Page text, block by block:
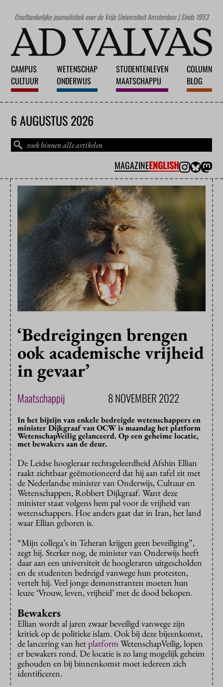
Onafhankelijke journalistiek over de Vrije Universiteit Amsterdam | Sinds 1953
CAMPUS
CULTUUR
WETENSCHAP
ONDERWIJS
STUDENTENLEVEN
MAATSCHAPPIJ
COLUMN
BLOG
6 AUGUSTUS 2026
MAGAZINEENGLISH
‘Bedreigingen brengen
ook academische vrijheid
in gevaar’
Maatschappij 8 NOVEMBER 2022
In het bijzijn van enkele bedreigde wetenschappers en
minister Dijkgraaf van OCW is maandag het platform
WetenschapVeilig gelanceerd. Op een geheime locatie,
met bewakers aan de deur.
De Leidse hoogleraar rechtsgeleerdheid Afshin Ellian
raakt zichtbaar geëmotioneerd dat hij aan tafel zit met
de Nederlandse minister van Onderwijs, Cultuur en
Wetenschappen, Robbert Dijkgraaf. Want deze
minister staat volgens hem pal voor de vrijheid van
wetenschappers. Hoe anders gaat dat in Iran, het land
waar Ellian geboren is.
“Mijn collega’s in Teheran krijgen geen beveiliging”,
zegt hij. Sterker nog, de minister van Onderwijs heeft
daar aan een universiteit de hoogleraren uitgescholden
en de studenten bedreigd vanwege hun protesten,
vertelt hij. Veel jonge demonstranten moeten hun
leuze ‘Vrouw, leven, vrijheid’ met de dood bekopen.
Bewakers
Ellian wordt al jaren zwaar beveiligd vanwege zijn
kritiek op de politieke islam. Ook bij deze bijeenkomst,
de lancering van hetplatformWetenschapVeilig, lopen
er bewakers rond. De locatie is zo lang mogelijk geheim
gehouden en bij binnenkomst moet iedereen zich
identificeren.